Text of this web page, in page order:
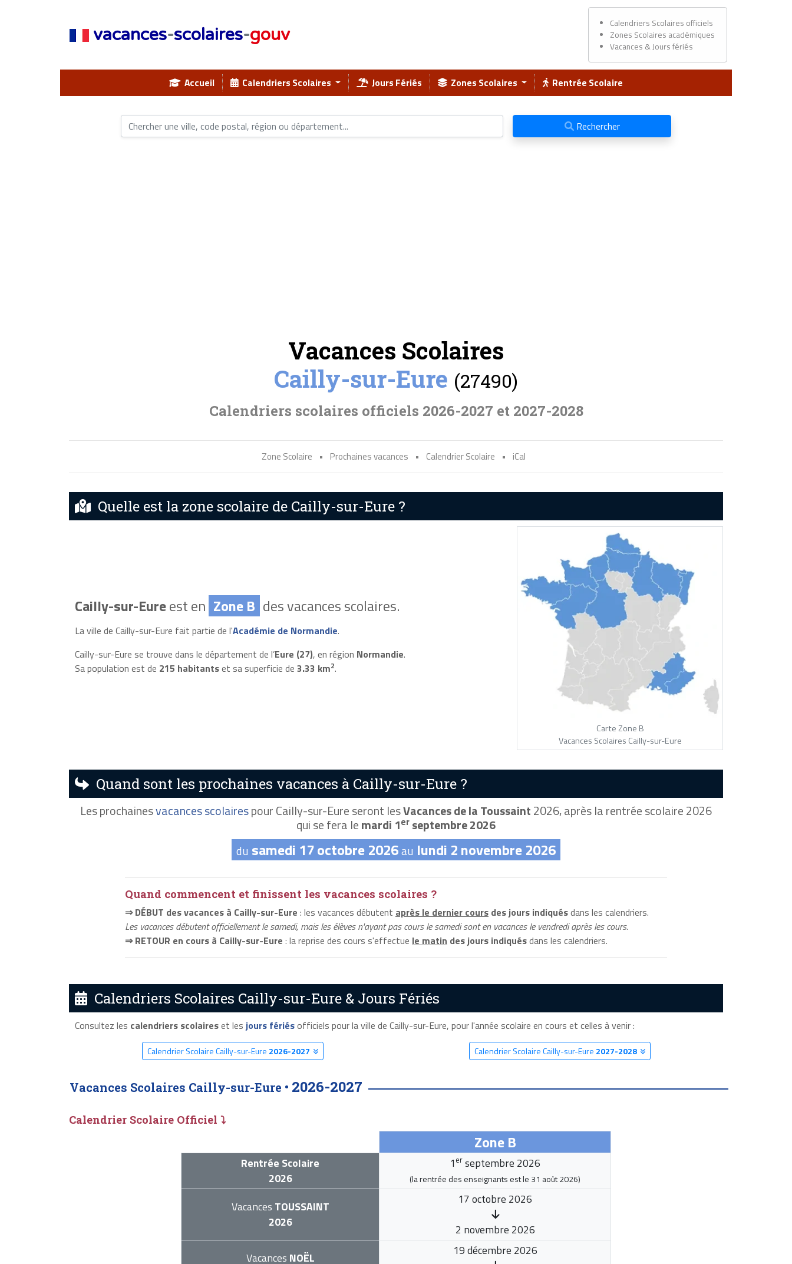
vacances-scolaires-gouv
Calendriers Scolaires officiels
Zones Scolaires académiques
Vacances & Jours fériés
Accueil Calendriers Scolaires Jours Fériés Zones Scolaires Rentrée Scolaire
Rechercher
Vacances Scolaires
Cailly-sur-Eure (27490)
Calendriers scolaires officiels 2026-2027 et 2027-2028
Zone Scolaire • Prochaines vacances • Calendrier Scolaire • iCal
Quelle est la zone scolaire de Cailly-sur-Eure ?
Cailly-sur-Eureest en Zone B des vacances scolaires.
La ville de Cailly-sur-Eure fait partie de l'Académie de Normandie.
Cailly-sur-Eure se trouve dans le département de l’Eure (27), en région Normandie.
Sa population est de 215 habitantset sa superficie de 3.33 km2.
Carte Zone B
Vacances Scolaires Cailly-sur-Eure
Quand sont les prochaines vacances à Cailly-sur-Eure ?
Les prochainesvacances scolairespour Cailly-sur-Eure seront lesVacances de la Toussaint2026, après la rentrée scolaire 2026
qui se fera lemardi 1er septembre 2026
du samedi 17 octobre 2026au lundi 2 novembre 2026
Quand commencent et finissent les vacances scolaires ?
⇒ DÉBUT des vacances à Cailly-sur-Eure : les vacances débutent après le dernier cours des jours indiquésdans les calendriers.
Les vacances débutent officiellement le samedi, mais les élèves n'ayant pas cours le samedi sont en vacances le vendredi après les cours.
⇒ RETOUR en cours à Cailly-sur-Eure : la reprise des cours s'effectue le matin des jours indiquésdans les calendriers.
Calendriers Scolaires Cailly-sur-Eure & Jours Fériés
Consultez les calendriers scolaireset les jours fériésofficiels pour la ville de Cailly-sur-Eure, pour l'année scolaire en cours et celles à venir :
Calendrier Scolaire Cailly-sur-Eure 2026-2027 Calendrier Scolaire Cailly-sur-Eure 2027-2028
Vacances Scolaires Cailly-sur-Eure • 2026-2027
Calendrier Scolaire Officiel ⤵
Zone B
Rentrée Scolaire
2026
1 er septembre 2026
(la rentrée des enseignants est le 31 août 2026)
Vacances TOUSSAINT
2026
17 octobre 2026
2 novembre 2026
Vacances NOËL
19 décembre 2026